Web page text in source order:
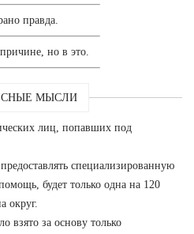
правда.
но в это.
МЫСЛИ
лиц, попавших под
специализированную
будет только одна на 120
округ.
взято за основу только